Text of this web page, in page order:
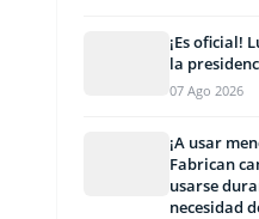
¡Es oficial!
la
07 Ago 2026
¡A usar
Fabrican
usarse
necesidad